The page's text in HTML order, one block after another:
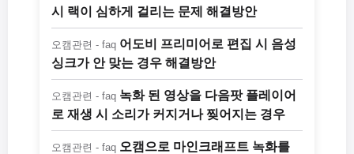
시 랙이 심하게 걸리는 문제 해결방안
오캠관련 - faq 어도비 프리미어로 편집 시 음성
싱크가 안 맞는 경우 해결방안
오캠관련 - faq 녹화 된 영상을 다음팟 플레이어
로 재생 시 소리가 커지거나 찢어지는 경우
오캠관련 - faq 오캠으로 마인크래프트 녹화를